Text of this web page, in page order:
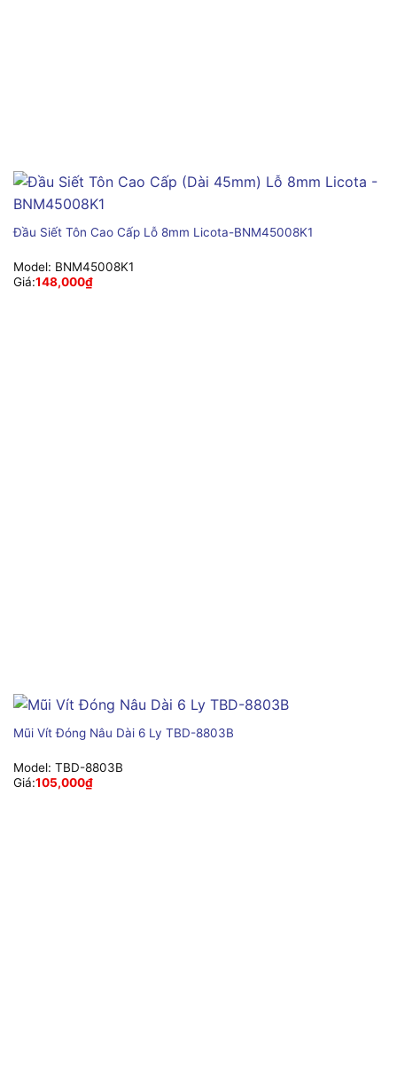
Đầu Siết Tôn Cao Cấp Lỗ 8mm Licota-BNM45008K1
Model: BNM45008K1
Giá:148,000₫
Mũi Vít Đóng Nâu Dài 6 Ly TBD-8803B
Model: TBD-8803B
Giá:105,000₫